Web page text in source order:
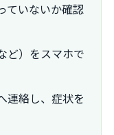
ていないか確認
ど）をスマホで
連絡し、症状を